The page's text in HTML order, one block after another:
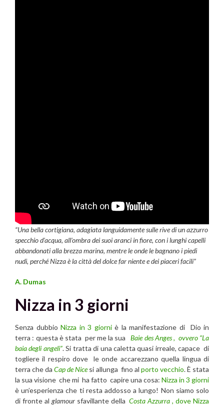
“Una bella cortigiana, adagiata languidamente sulle rive di un azzurro
specchio d’acqua, all’ombra dei suoi aranci in fiore, con i lunghi capelli
abbandonati alla brezza marina, mentre le onde le bagnano i piedi
nudi, perché Nizza è la città del dolce far niente e dei piaceri facili”
A. Dumas
Nizza in 3 giorni
Senza dubbio Nizza in 3 giorniè la manifestazione di Dio in
terra : questa è stata per me la suaBaie des Anges , ovvero “La
baia degli angeli”. Si tratta di una caletta quasi irreale, capace di
togliere il respiro dove le onde accarezzano quella lingua di
terra che daCap de Nicesi allunga fino al porto vecchio. È stata
la sua visione che mi ha fatto capire una cosa: Nizza in 3 giorni
è un’esperienza che ti resta addosso a lungo! Non siamo solo
di fronte al glamoursfavillante dellaCosta Azzurra, dove Nizza